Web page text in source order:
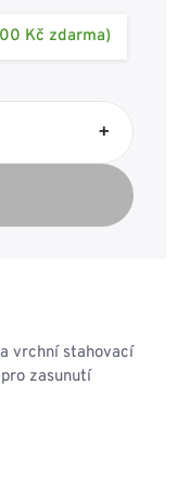
Kč zdarma)
+
vrchní stahovací
zasunutí